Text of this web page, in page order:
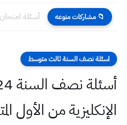
📁 مشاركات منوعه
اسئلة نصف السنة ثالث متوسط
الإنكليزية من الأول